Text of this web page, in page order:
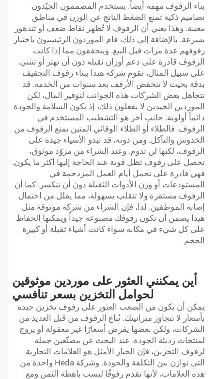
بناء الرفوف مهمة أيضاً. يستخدم المصممون الجيّدون
تصاميم ذكية تمنع الضغط الناتج عن الوزن في مناطق
معينة. وهذا يعني أن الرفوف لا تُظهر نقاط ضعف أو تتدهور
بسرعة. بالإضافة إلى ذلك، قام الموردون الرئيسيون باختبار
رفوفهم عدة مرات قبل البيع. ويتحققون مما إذا كانت
الرفوف قادرة على دعم أوزان ثقيلة دون أن تهتز أو تنثني.
على سبيل المثال، تقوم شركة هيدا ببناء رفوف التجفيف
بدقة بحيث لا تنخفض الأرفف بعد سنوات من الخدمة. قد
تتجاهل بعض الشركات هذه الجوانب لتوفير المال، لكن
الموردين الجيدين لا يفعلون ذلك، إذ تكون السلامة والجودة
دائماً أولوية. جانب آخر هو التشطيب المستخدم في
الرفوف. فالطلاء أو الطلاء الوقائي المتين يمنع الرفوف من
الخدوش والتآكل. ومن دونه، قد تبدو الأشياء جيدة على
الرفوف، لكنها لن تدوم. وعند الشراء من مزوّد موثوق،
تحصل على رفوف تظل قوية عند الحاجة إليها أكثر ما يكون.
فهي قادرة على تحمل أيام العمل المزدحمة في
المستودعات أو وزن الأدوات الثقيلة دون أن تنكسر. كما أن
الرفوف مستقرة ولا تنقلب بسهولة، مما يقلل من احتمال
إصابة الموظفين. لذا، فإن الشراء من شركة موثوقة مثل
هيدا يضمن أن تكون رفوفك مصنوعة جيداً ويمكنها الحفاظ
على كل شيء في مكانه سواء كانت أشياء ثقيلة أو كبيرة
الحجم
أين يمكنني العثور على موردين موثوقين
لحوامل التخزين بسعر تنافسي
يمكن أن يكون من الصعب العثور على رفوف تخزين جيدة
بأسعار لا تتجاوز ميزانيتك. تُباع الرفوف من قبل العديد من
الشركات، ولكن بعضها يفرض أسعارًا غير معقولة أو يروج
لمنتجات رديئة الجودة. عند البحث عن مصنّعين جملة
لرفوف التخزين، فإن الخيار الأمثل هو العلامات التجارية
التي توازن بين التكلفة والجودة. وشركة Heda واحدة من
هذه العلامات، لأنها تقدم رفوفًا ليست باهظة الثمن ومع